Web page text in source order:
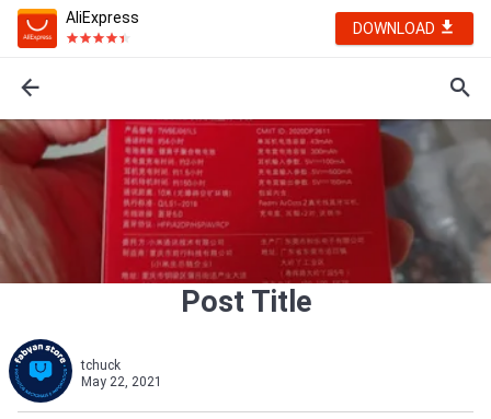
AliExpress
DOWNLOAD
Post Title
tchuck
May 22, 2021